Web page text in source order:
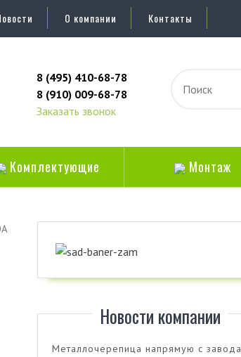
О компании Контакты
8 (495) 410-68-78
8 (910) 009-68-78
Заказать звонок
Комплектующие Монтаж
Новости компании
Металлочерепица напрямую с завода